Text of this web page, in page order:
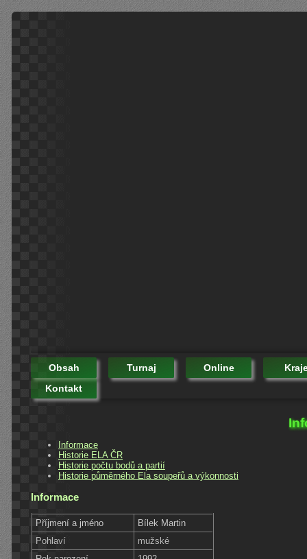
Obsah Turnaj Online
Kontakt
Informace
Historie ELA ČR
Historie počtu bodů a partií
Historie půměrného Ela soupeřů a výkonnosti
Informace
Příjmení a jméno
Bílek Martin
Pohlaví
mužské